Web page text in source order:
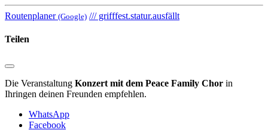
Routenplaner (Google) /// grifffest.statur.ausfällt
Teilen
Die Veranstaltung Konzert mit dem Peace Family Chor in
Ihringen deinen Freunden empfehlen.
WhatsApp
Facebook